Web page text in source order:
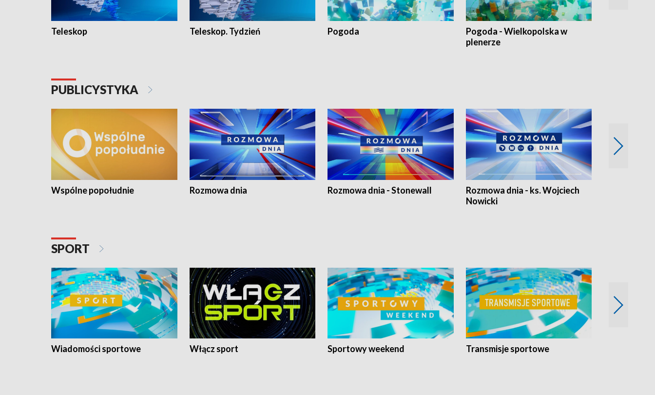
Teleskop Teleskop. Tydzień Pogoda
Pogoda - Wielkopolska w
plenerze
PUBLICYSTYKA
Wspólne popołudnie Rozmowa dnia Rozmowa dnia - Stonewall
Rozmowa dnia - ks. Wojciech
Nowicki
SPORT
Wiadomości sportowe Włącz sport Sportowy weekend Transmisje sportowe